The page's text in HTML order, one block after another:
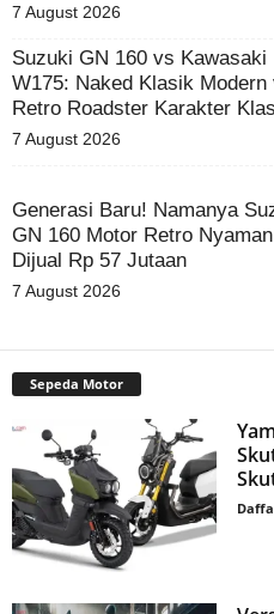
7 August 2026
Suzuki GN 160 vs Kawasaki
W175: Naked Klasik Modern
Retro Roadster Karakter
7 August 2026
Generasi Baru! Namanya
GN 160 Motor Retro Nyaman
Dijual Rp 57 Jutaan
7 August 2026
Sepeda Motor